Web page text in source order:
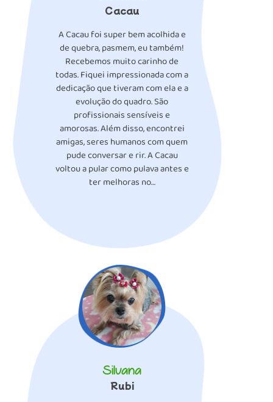
Cacau
A Cacau foi super bem acolhida e
de quebra, pasmem, eu também!
Recebemos muito carinho de
todas. Fiquei impressionada com a
dedicação que tiveram com ela e a
evolução do quadro. São
profissionais sensíveis e
amorosas. Além disso, encontrei
amigas, seres humanos com quem
pude conversar e rir. A Cacau
voltou a pular como pulava antes e
ter melhoras no…
Silvana
Rubi